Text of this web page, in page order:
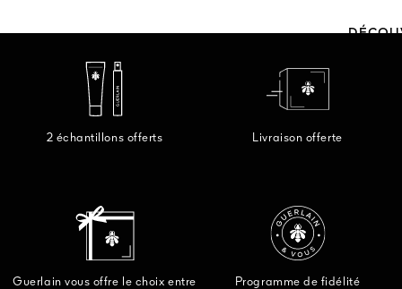
2 échantillons offerts Livraison offerte
Guerlain vous offre le choix entre
Programme de fidélité